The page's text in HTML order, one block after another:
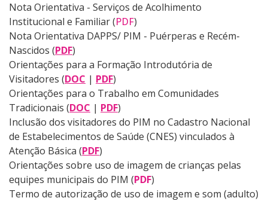
Nota Orientativa - Serviços de Acolhimento
Institucional e Familiar (PDF)
Nota Orientativa DAPPS/ PIM - Puérperas e Recém-
Nascidos (PDF)
Orientações para a Formação Introdutória de
Visitadores (DOC | PDF)
Orientações para o Trabalho em Comunidades
Tradicionais (DOC | PDF)
Inclusão dos visitadores do PIM no Cadastro Nacional
de Estabelecimentos de Saúde (CNES) vinculados à
Atenção Básica (PDF)
Orientações sobre uso de imagem de crianças pelas
equipes municipais do PIM (PDF)
Termo de autorização de uso de imagem e som (adulto)